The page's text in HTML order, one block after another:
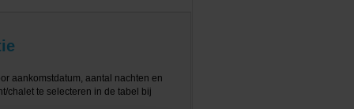
aankomstdatum, aantal nachten en
chalet te selecteren in de tabel bij